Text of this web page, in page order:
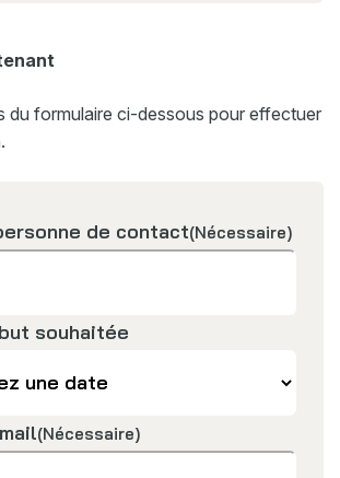
du formulaire ci-dessous pour effectuer
de contact(Nécessaire)
souhaitée
(Nécessaire)